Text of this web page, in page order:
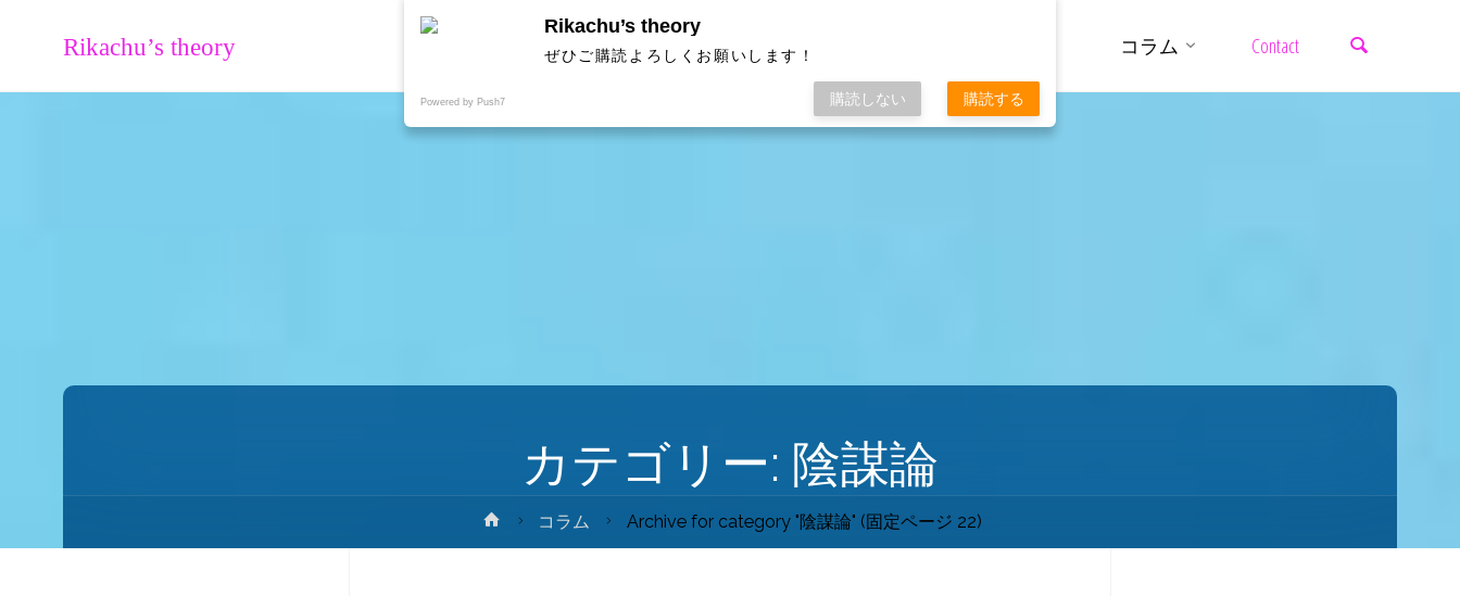
Rikachu’s theory コラム Contact
カテゴリー: 陰謀論
ホ
ー
コラム Archive for category "陰謀論" (固定ページ 22)
Rikachu’s theory
ぜひご購読よろしくお願いします！
Powered by Push7 購読しない 購読する